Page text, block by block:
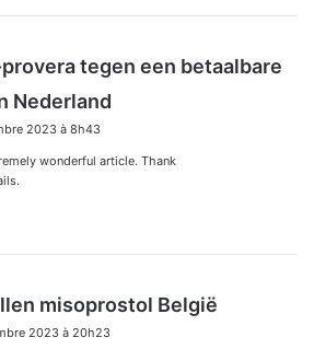
tegen een betaalbare
Nederland
2023 à 8h43
wonderful article. Thank
misoprostol België
2023 à 20h23